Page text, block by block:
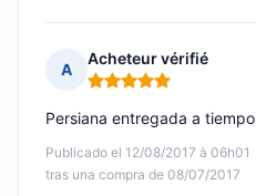
A
Acheteur vérifié
Nota: 5 de 5
Publicado el 12/08/2017 à 06h01
tras una compra de 08/07/2017
Persiana entregada a tiempo